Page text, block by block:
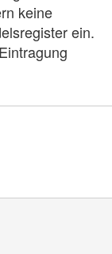
keine
ein.